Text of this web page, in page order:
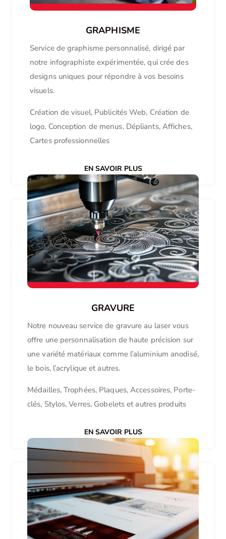
GRAPHISME
Service de graphisme personnalisé, dirigé par
notre infographiste expérimentée, qui crée des
designs uniques pour répondre à vos besoins
visuels.
Création de visuel, Publicités Web, Création de
logo, Conception de menus, Dépliants, Affiches,
Cartes professionnelles
EN SAVOIR PLUS
GRAVURE
Notre nouveau service de gravure au laser vous
offre une personnalisation de haute précision sur
une variété matériaux comme l’aluminium anodisé,
le bois, l’acrylique et autres.
Médailles, Trophées, Plaques, Accessoires, Porte-
clés, Stylos, Verres, Gobelets et autres produits
EN SAVOIR PLUS